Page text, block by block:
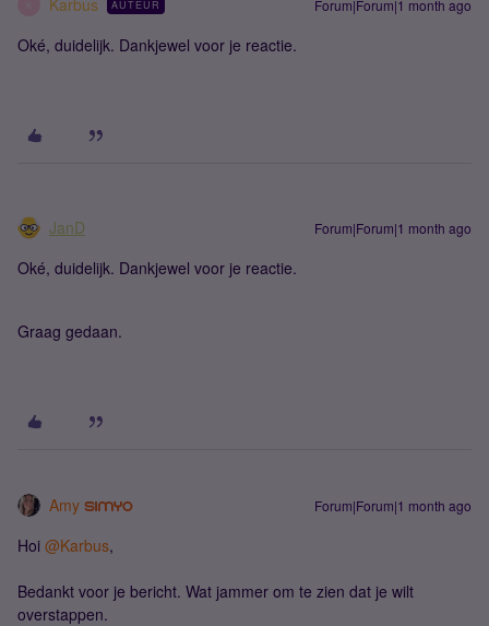
Karbus AUTEUR Forum|Forum|1 month ago
Oké, duidelijk. Dankjewel voor je reactie.
JanD Forum|Forum|1 month ago
Oké, duidelijk. Dankjewel voor je reactie.
Graag gedaan.
Amy Forum|Forum|1 month ago
Hoi ​ @Karbus,
Bedankt voor je bericht. Wat jammer om te zien dat je wilt
overstappen.